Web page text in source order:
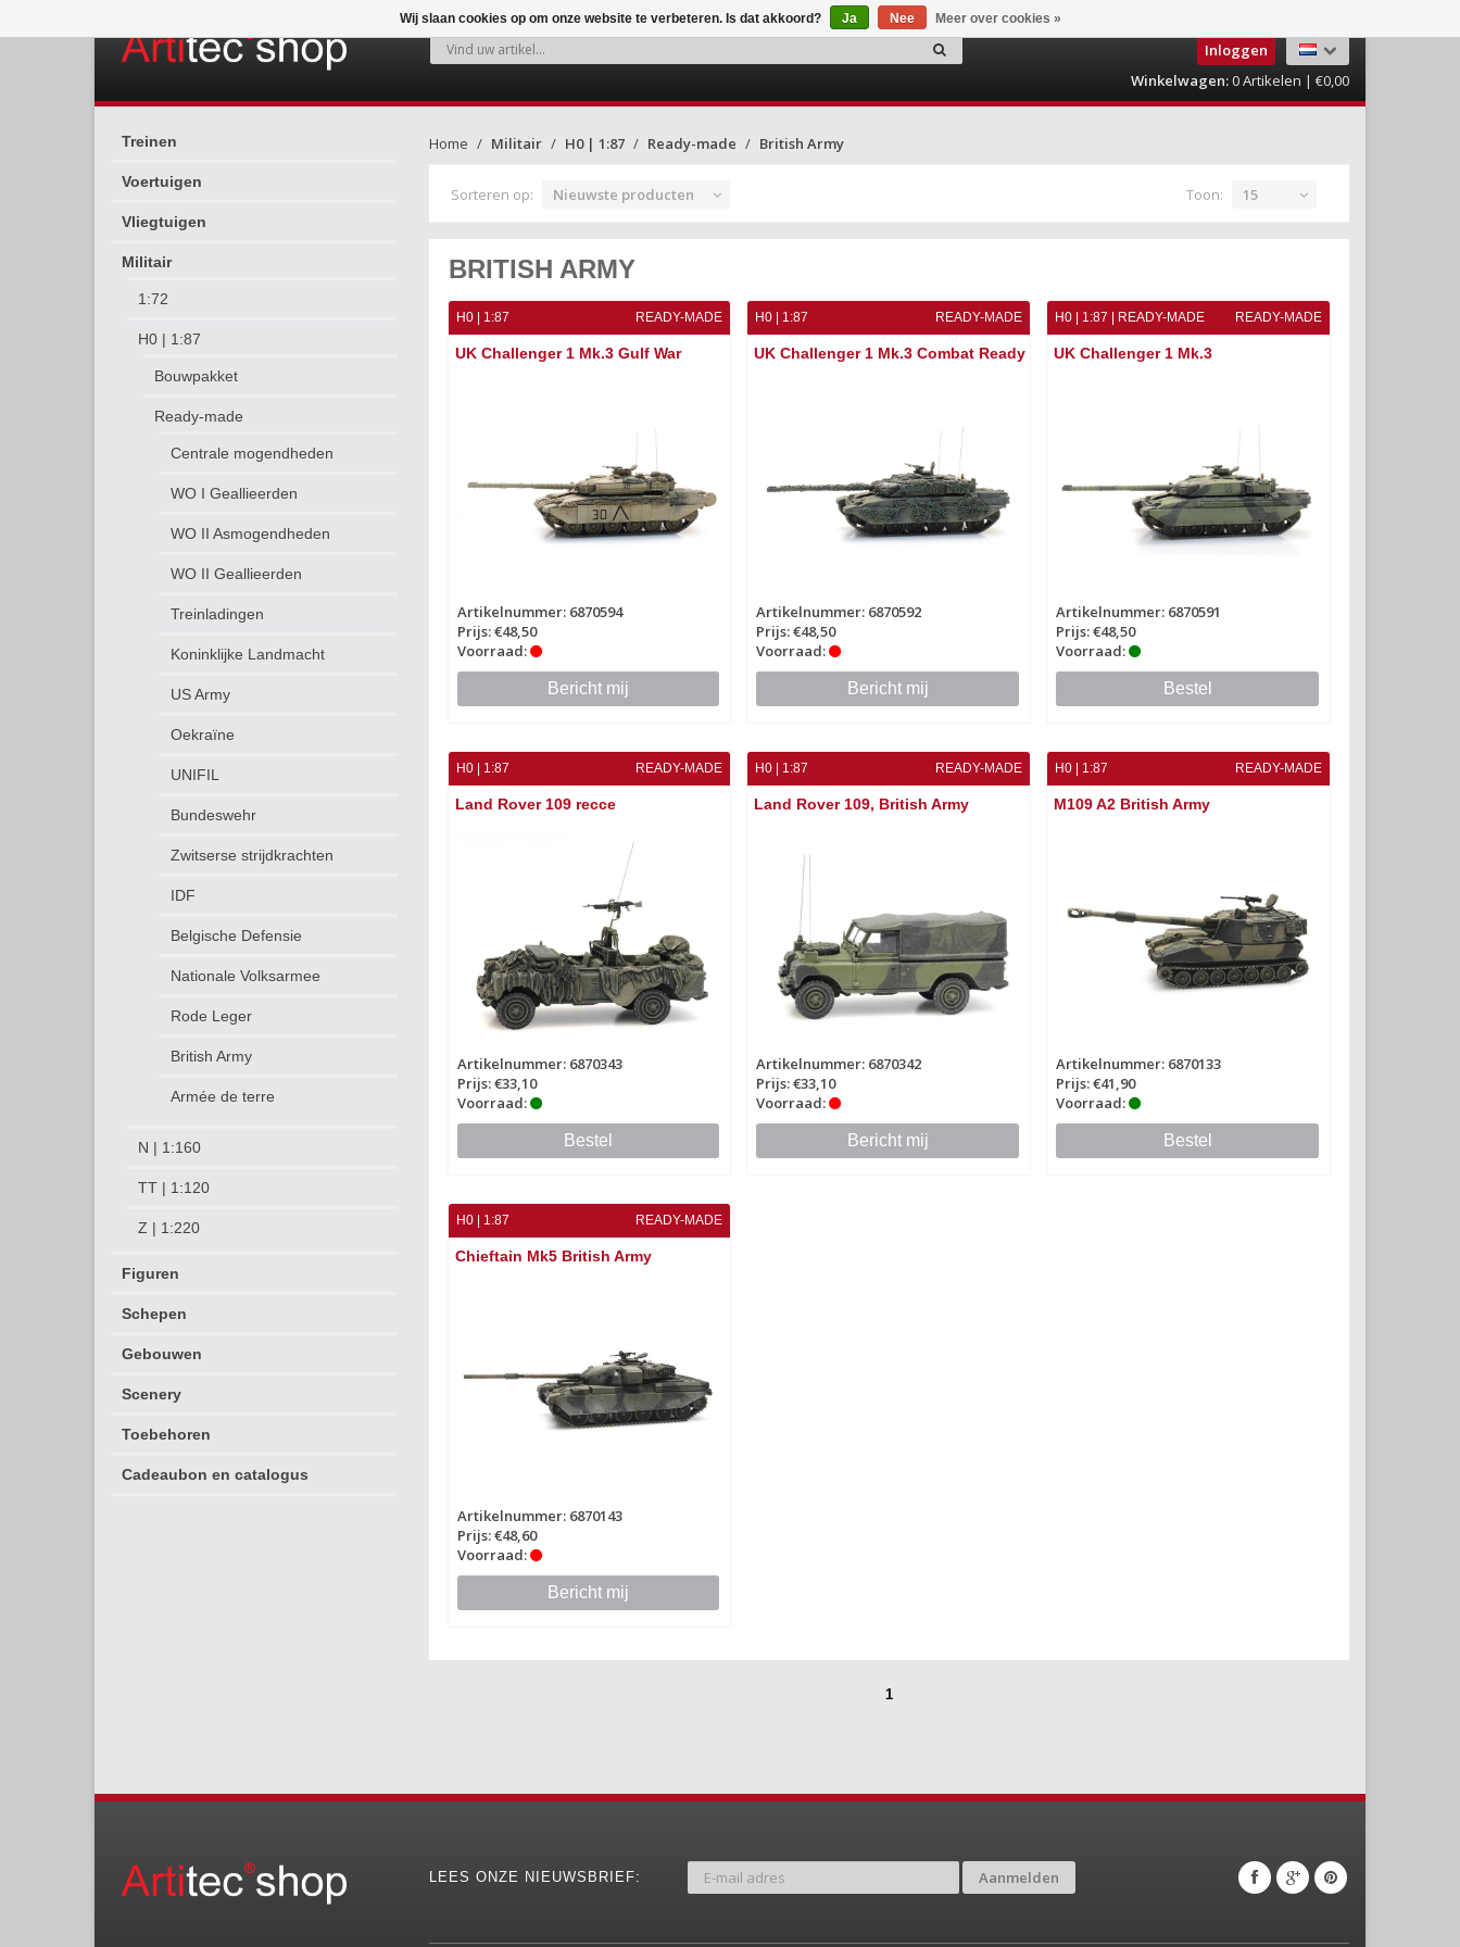
Inloggen
Winkelwagen:0Artikelen | €0,00
Treinen
Voertuigen
Vliegtuigen
Militair
1:72
H0 | 1:87
Bouwpakket
Ready-made
Centrale mogendheden
WO I Geallieerden
WO II Asmogendheden
WO II Geallieerden
Treinladingen
Koninklijke Landmacht
US Army
Oekraïne
UNIFIL
Bundeswehr
Zwitserse strijdkrachten
IDF
Belgische Defensie
Nationale Volksarmee
Rode Leger
British Army
Armée de terre
N | 1:160
TT | 1:120
Z | 1:220
Figuren
Schepen
Gebouwen
Scenery
Toebehoren
Cadeaubon en catalogus
Home Militair H0 | 1:87 Ready-made British Army
Sorteren op: Nieuwste producten Toon: 15
BRITISH ARMY
H0 | 1:87 READY-MADE
UK Challenger 1 Mk.3 Gulf War
Artikelnummer: 6870594
Prijs: €48,50
Voorraad:
Bericht mij
H0 | 1:87 READY-MADE
UK Challenger 1 Mk.3 Combat Ready
Artikelnummer: 6870592
Prijs: €48,50
Voorraad:
Bericht mij
H0 | 1:87 | READY-MADE READY-MADE
UK Challenger 1 Mk.3
Artikelnummer: 6870591
Prijs: €48,50
Voorraad:
Bestel
H0 | 1:87 READY-MADE
Land Rover 109 recce
Artikelnummer: 6870343
Prijs: €33,10
Voorraad:
Bestel
H0 | 1:87 READY-MADE
Land Rover 109, British Army
Artikelnummer: 6870342
Prijs: €33,10
Voorraad:
Bericht mij
H0 | 1:87 READY-MADE
M109 A2 British Army
Artikelnummer: 6870133
Prijs: €41,90
Voorraad:
Bestel
H0 | 1:87 READY-MADE
Chieftain Mk5 British Army
Artikelnummer: 6870143
Prijs: €48,60
Voorraad:
Bericht mij
1
LEES ONZE NIEUWSBRIEF: Aanmelden
Wij slaan cookies op om onze website te verbeteren. Is dat akkoord? Ja Nee Meer over cookies »